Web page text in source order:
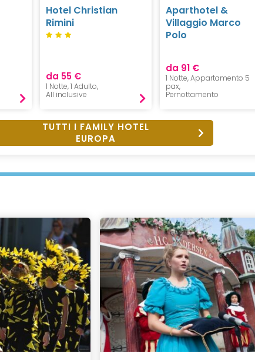
Hotel Christian
Rimini
da 55 €
1 Notte, 1 Adulto,
All inclusive
Aparthotel &
Villaggio Marco
Polo
da 91 €
1 Notte, Appartamento 5
pax,
Pernottamento
TUTTI I FAMILY HOTEL
EUROPA